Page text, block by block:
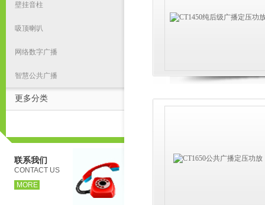
壁挂音柱
吸顶喇叭
网络数字广播
智慧公共广播
更多分类
联系我们
CONTACT US
MORE